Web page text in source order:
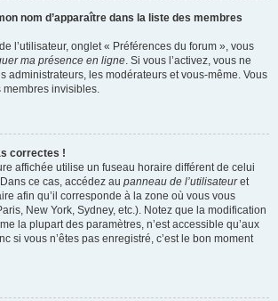
nom d’apparaître dans la liste des membres
l’utilisateur, onglet « Préférences du forum », vous
ma présence en ligne. Si vous l’activez, vous ne
administrateurs, les modérateurs et vous-même. Vous
membres invisibles.
correctes !
affichée utilise un fuseau horaire différent de celui
ce cas, accédez au panneau de l’utilisateuret
afin qu’il corresponde à la zone où vous vous
New York, Sydney, etc.). Notez que la modification
la plupart des paramètres, n’est accessible qu’aux
si vous n’êtes pas enregistré, c’est le bon moment